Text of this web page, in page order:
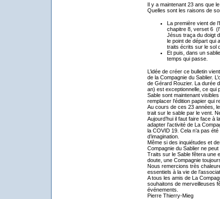
Il y a maintenant 23 ans que
Quelles sont les raisons de
La première vient de
chapitre 8, verset 6
Jésus traça du doigt
le point de départ qui
traits écrits sur le sol
Et puis, dans un
temps qui passe.
L’idée de créer ce bulletin
de la Compagnie du Sablier.
de Gérard Rouzier. La durée
an) est exceptionnelle, ce qui
Sable sont maintenant
remplacer l’édition papier qui
Au cours de ces 23 années,
trait sur le sable par le vent.
Aujourd’hui il faut faire face à
adapter l’activité de La
la COVID 19. Cela n’a pas
d’imagination.
Même si des inquiétudes et
Compagnie du Sablier ne
Traits sur le Sable fêtera une
doute, une Compagnie
Nous remercions très
essentiels à la vie de
A tous les amis de La
souhaitons de merveilleuses
événements.
Pierre Thierry-Mieg